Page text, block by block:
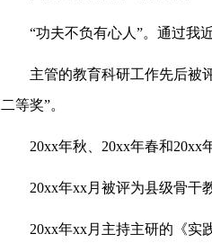
“功夫不负有心人”。通过我
主管的教育科研工作先后被
二等奖”。
20xx年秋、20xx年春和20xx
20xx年xx月被评为县级骨干
20xx年xx月主持主研的《实